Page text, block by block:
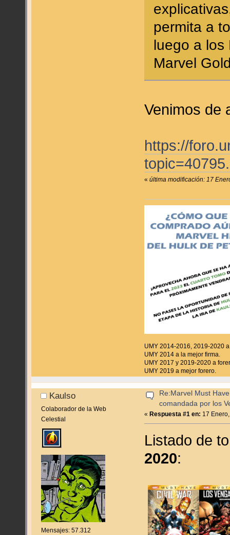
permita a
luego a los
Marvel
Venimos de
https://
«última modificación: 17
UMY 2014-2016, 2019-2020
UMY 2014 a la mejor firma.
UMY 2017 y 2019-2020 a
UMY 2019 a mejor forero.
Kaulso
Colaborador de la Web
Celestial
Mensajes: 57.312
Re:Marvel Must
comandada por los
« Respuesta #1 en: 17
Listado de
2020: